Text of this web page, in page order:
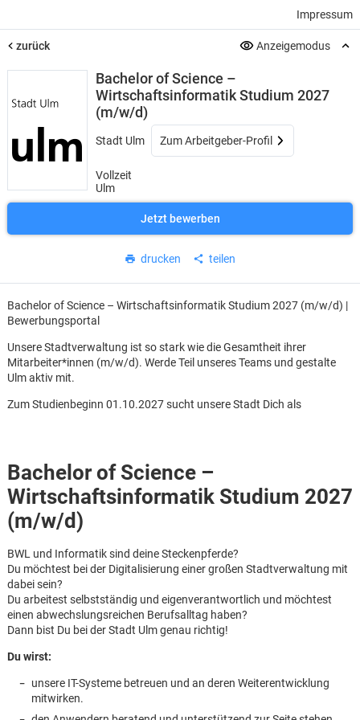
Impressum
zurück Anzeigemodus
Bachelor of Science –
Wirtschaftsinformatik Studium 2027
(m/w/d)
Stadt Ulm Zum Arbeitgeber-Profil
Vollzeit
Ulm
Jetzt bewerben
drucken teilen
Bachelor of Science – Wirtschaftsinformatik Studium 2027 (m/w/d) |
Bewerbungsportal
Unsere Stadtverwaltung ist so stark wie die Gesamtheit ihrer
Mitarbeiter*innen (m/w/d). Werde Teil unseres Teams und gestalte
Ulm aktiv mit.
Zum Studienbeginn 01.10.2027 sucht unsere Stadt Dich als
Bachelor of Science –
Wirtschaftsinformatik Studium 2027
(m/w/d)
BWL und Informatik sind deine Steckenpferde?
Du möchtest bei der Digitalisierung einer großen Stadtverwaltung mit
dabei sein?
Du arbeitest selbstständig und eigenverantwortlich und möchtest
einen abwechslungsreichen Berufsalltag haben?
Dann bist Du bei der Stadt Ulm genau richtig!
Du wirst:
unsere IT-Systeme betreuen und an deren Weiterentwicklung
mitwirken.